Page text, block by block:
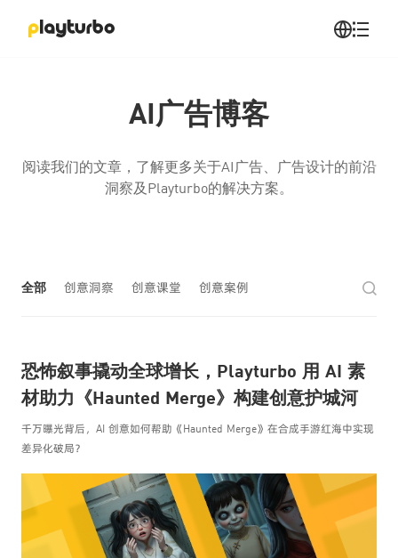
AI广告博客
阅读我们的文章，了解更多关于AI广告、广告设计的前沿
洞察及Playturbo的解决方案。
全部 创意洞察 创意课堂 创意案例
恐怖叙事撬动全球增长，Playturbo 用 AI 素
材助力《Haunted Merge》构建创意护城河
千万曝光背后，AI 创意如何帮助《Haunted Merge》在合成手游红海中实现
差异化破局？